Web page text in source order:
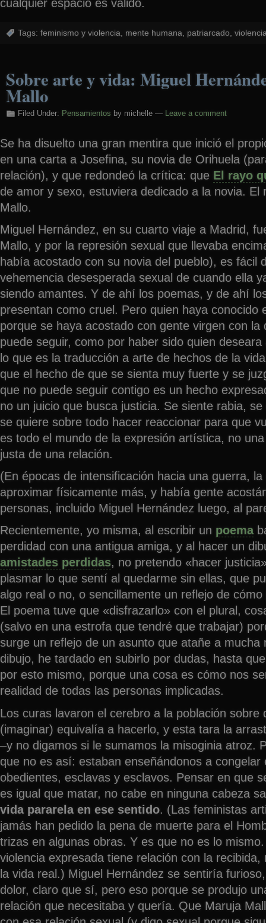
cualquier espacio es válido.
Tags: feminismo y violencia mente humana patriarcado
Sobre arte y vida: Miguel
Mallo
Filed Under: Pensamientos by michelle — Leave a comment
Se ha disuelto una gran mentira que inició el
en una carta a Josefina, su novia de Orihuela
relación), y que redondeó la crítica: que El rayo
de amor y sexo, estuviera dedicado a la novia. El
Mallo.
Miguel Hernández, en su cuarto viaje a Madrid,
Mallo, y por la represión sexual que llevaba
había acostado con su novia del pueblo), es fácil
vehemencia desesperada sexual de cuando ella
siendo amantes. Y de ahí los poemas, y de ahí
presentan como cruel. Pero quien haya conocido
porque se haya acostado con gente virgen con la
puede seguir, como por haber sido quien
lo que es la traducción a arte de hechos de la
que el hecho de que se sienta muy fuerte y se
que no puede seguir contigo es un hecho
no un juicio que busca justicia. Se siente rabia,
se quiere sobre todo hacer reaccionar para que
es todo el mundo de la expresión artística, no
justa de una relación.
(En épocas de intensificación hacia una guerra,
aproximar físicamente más, y había gente
personas, incluido Miguel Hernández luego, al
Recientemente, yo misma, al escribir un poema
perdidad con una antigua amiga, y al hacer un
amistades perdidas, no pretendo «hacer
plasmar lo que sentí al quedarme sin ellas, que
algo real o no, o sencillamente un reflejo de
El poema tuve que «disfrazarlo» con el plural,
(salvo en una estrofa que tendré que trabajar)
surge un reflejo de un asunto que atañe a mucha
dibujo, he tardado en subirlo por dudas, hasta
por esto mismo, porque una cosa es cómo nos
realidad de todas las personas implicadas.
Los curas lavaron el cerebro a la población sobre
(imaginar) equivalía a hacerlo, y esta tara la
–y no digamos si le sumamos la misoginia atroz.
que no es así: estaban enseñándonos a congelar
obedientes, esclavas y esclavos. Pensar en que
es igual que matar, no cabe en ninguna cabeza
vida pararela en ese sentido. (Las feministas
jamás han pedido la pena de muerte para el
trizas en algunas obras. Y es que no es lo
violencia expresada tiene relación con la
la vida real.) Miguel Hernández se sentiría
dolor, claro que sí, pero eso porque se produjo
relación que necesitaba y quería. Que Maruja